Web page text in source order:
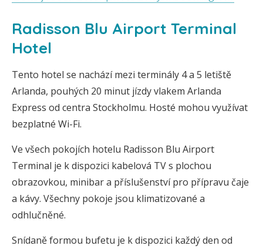
Radisson Blu Airport Terminal
Hotel
Tento hotel se nachází mezi terminály 4 a 5 letiště
Arlanda, pouhých 20 minut jízdy vlakem Arlanda
Express od centra Stockholmu. Hosté mohou využívat
bezplatné Wi-Fi.
Ve všech pokojích hotelu Radisson Blu Airport
Terminal je k dispozici kabelová TV s plochou
obrazovkou, minibar a příslušenství pro přípravu čaje
a kávy. Všechny pokoje jsou klimatizované a
odhlučněné.
Snídaně formou bufetu je k dispozici každý den od